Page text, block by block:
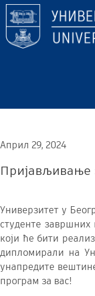
Април 29, 2024
Универзитет у
студенте
који ће бити
дипломирали на
унапредите
програм за вас!